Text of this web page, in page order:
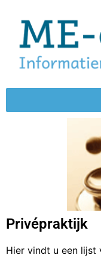
Privépraktijk
Hier vindt u een lijst